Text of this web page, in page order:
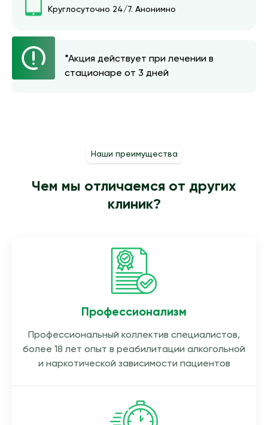
Круглосуточно 24/7. Анонимно
*Акция действует при лечении в
стационаре от 3 дней
Наши преимущества
Чем мы отличаемся от других
клиник?
Профессионализм
Профессиональный коллектив специалистов,
более 18 лет опыт в реабилитации алкогольной
и наркотической зависимости пациентов